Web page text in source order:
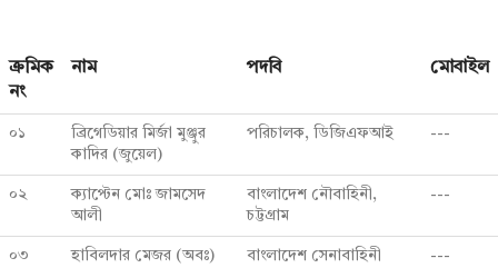
ক্রমিক
নং
নাম পদবি মোবাইল
০১
ব্রিগেডিয়ার মির্জা মুঞ্জুর
কাদির (জুয়েল)
পরিচালক, ডিজিএফআই ---
০২
ক্যাপ্টেন মোঃ জামসেদ
আলী
বাংলাদেশ নৌবাহিনী,
চট্টগ্রাম
---
০৩
হাবিলদার মেজর (অবঃ)
বাংলাদেশ সেনাবাহিনী ---